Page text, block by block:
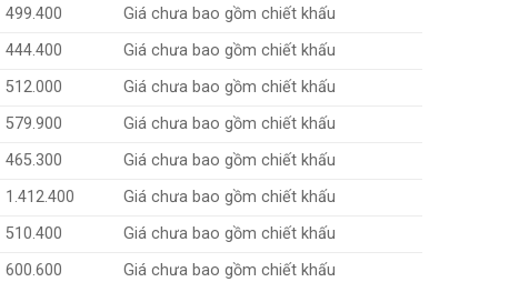
499.400
Giá chưa bao gồm chiết khấu
444.400
Giá chưa bao gồm chiết khấu
512.000
Giá chưa bao gồm chiết khấu
579.900
Giá chưa bao gồm chiết khấu
465.300
Giá chưa bao gồm chiết khấu
1.412.400
Giá chưa bao gồm chiết khấu
510.400
Giá chưa bao gồm chiết khấu
600.600 Giá chưa bao gồm chiết khấu